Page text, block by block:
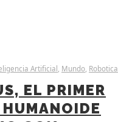
Artificial Mundo Robotica
EL PRIMER